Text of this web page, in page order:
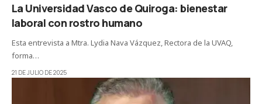
La Universidad Vasco de Quiroga: bienestar
laboral con rostro humano
Esta entrevista a Mtra. Lydia Nava Vázquez, Rectora de la UVAQ,
forma…
21 DE JULIO DE 2025